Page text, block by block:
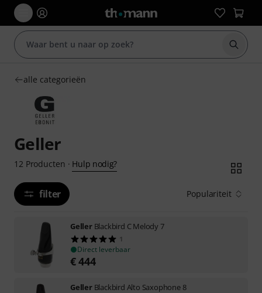
Zoek
alle categorieën
Geller
12 Producten · Hulp nodig?
filter Populariteit
Geller Blackbird C Melody 7
1
Direct leverbaar
€444
Geller Blackbird Alto Saxophone 8